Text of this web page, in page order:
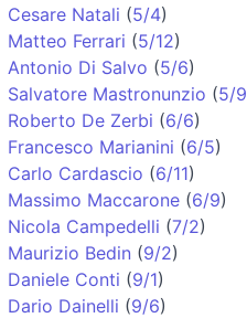
Cesare Natali (5/4)
Matteo Ferrari (5/12)
Antonio Di Salvo (5/6)
Salvatore Mastronunzio (5/9
Roberto De Zerbi (6/6)
Francesco Marianini (6/5)
Carlo Cardascio (6/11)
Massimo Maccarone (6/9)
Nicola Campedelli (7/2)
Maurizio Bedin (9/2)
Daniele Conti (9/1)
Dario Dainelli (9/6)